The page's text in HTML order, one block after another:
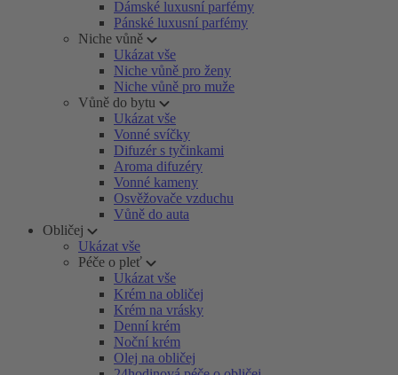
Dámské luxusní parfémy
Pánské luxusní parfémy
Niche vůně
Ukázat vše
Niche vůně pro ženy
Niche vůně pro muže
Vůně do bytu
Ukázat vše
Vonné svíčky
Difuzér s tyčinkami
Aroma difuzéry
Vonné kameny
Osvěžovače vzduchu
Vůně do auta
Obličej
Ukázat vše
Péče o pleť
Ukázat vše
Krém na obličej
Krém na vrásky
Denní krém
Noční krém
Olej na obličej